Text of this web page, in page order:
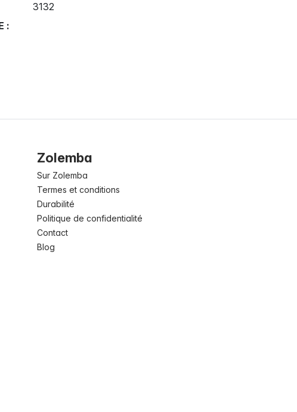
:
3132
Zolemba
Sur Zolemba
Termes et conditions
Durabilité
Politique de confidentialité
Contact
Blog